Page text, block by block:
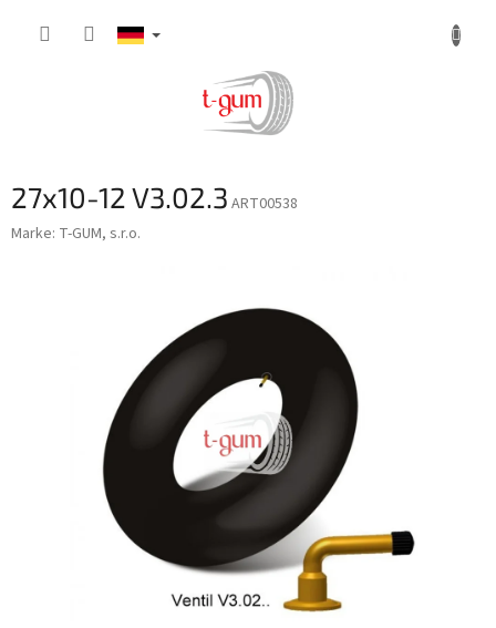
27x10-12 V3.02.3 ART00538
Marke: T-GUM, s.r.o.